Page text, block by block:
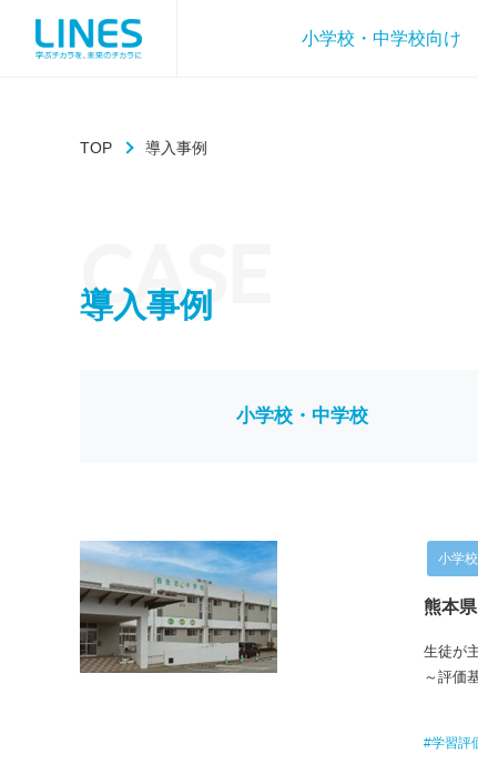
小学校・中学校向け
TOP 導入事例
CASE
導入事例
小学校・中学校
小学
熊本
生徒が
～評価
#学習評